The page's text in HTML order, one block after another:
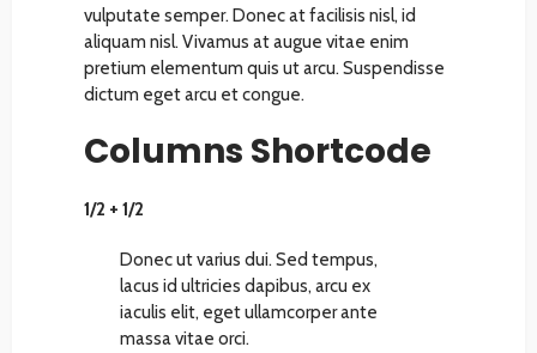
vulputate semper. Donec at facilisis nisl, id
aliquam nisl. Vivamus at augue vitae enim
pretium elementum quis ut arcu. Suspendisse
dictum eget arcu et congue.
Columns Shortcode
1/2 + 1/2
Donec ut varius dui. Sed tempus,
lacus id ultricies dapibus, arcu ex
iaculis elit, eget ullamcorper ante
massa vitae orci.